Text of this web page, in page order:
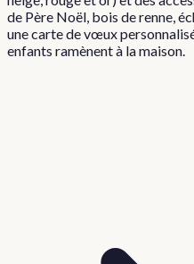
de Père Noël, bois de renne,
une carte de vœux
enfants ramènent à la maison.